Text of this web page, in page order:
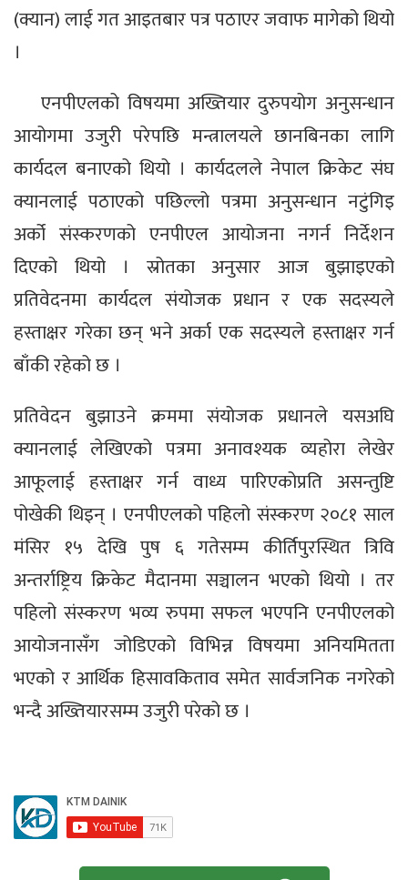
(क्यान) लाई गत आइतबार पत्र पठाएर जवाफ मागेको थियो
।
एनपीएलको विषयमा अख्तियार दुरुपयोग अनुसन्धान
आयोगमा उजुरी परेपछि मन्त्रालयले छानबिनका लागि
कार्यदल बनाएको थियो । कार्यदलले नेपाल क्रिकेट संघ
क्यानलाई पठाएको पछिल्लो पत्रमा अनुसन्धान नटुंगिइ
अर्को संस्करणको एनपीएल आयोजना नगर्न निर्देशन
दिएको थियो । स्रोतका अनुसार आज बुझाइएको
प्रतिवेदनमा कार्यदल संयोजक प्रधान र एक सदस्यले
हस्ताक्षर गरेका छन् भने अर्का एक सदस्यले हस्ताक्षर गर्न
बाँकी रहेको छ ।
प्रतिवेदन बुझाउने क्रममा संयोजक प्रधानले यसअघि
क्यानलाई लेखिएको पत्रमा अनावश्यक व्यहोरा लेखेर
आफूलाई हस्ताक्षर गर्न वाध्य पारिएकोप्रति असन्तुष्टि
पोखेकी थिइन् । एनपीएलको पहिलो संस्करण २०८१ साल
मंसिर १५ देखि पुष ६ गतेसम्म कीर्तिपुरस्थित त्रिवि
अन्तर्राष्ट्रिय क्रिकेट मैदानमा सञ्चालन भएको थियो । तर
पहिलो संस्करण भव्य रुपमा सफल भएपनि एनपीएलको
आयोजनासँग जोडिएको विभिन्न विषयमा अनियमितता
भएको र आर्थिक हिसावकिताव समेत सार्वजनिक नगरेको
भन्दै अख्तियारसम्म उजुरी परेको छ ।